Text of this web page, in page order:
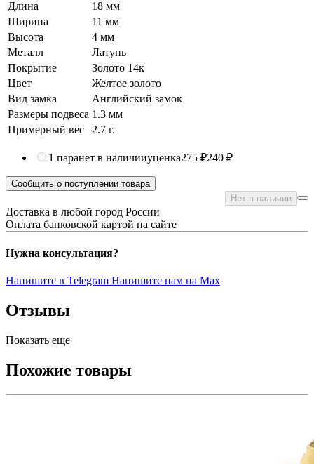
Длина
18 мм
Ширина
11 мм
Высота
4 мм
Металл
Латунь
Покрытие
Золото 14к
Цвет
Желтое золото
Вид замка
Английский замок
Размеры подвеса 1.3 мм
Примерный вес
2.7 г.
1 паранет в наличииуценка275 ₽240 ₽
Сообщить о поступлении товара
Нет в наличии
Доставка в любой город России
Оплата банковской картой на сайте
Нужна консультация?
Напишите в Telegram Напишите нам на Max
Отзывы
Показать еще
Похожие товары